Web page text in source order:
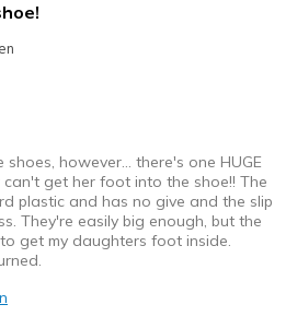
are for Wearing
however... there's one HUGE
get her foot into the shoe!! The
plastic and has no give and the slip
They're easily big enough, but the
get my daughters foot inside.